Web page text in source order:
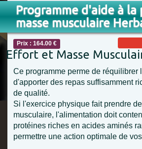
Programme d'aide à la
masse musculaire
Prix : 164.00 €
Effort et Masse
Ce programme perme de réquilibrer
d'apporter des repas suffisamment
de qualité.
Si l'exercice physique fait prendre
musculaire, l'alimentation doit
protéines riches en acides aminés
permettre une action optimale de